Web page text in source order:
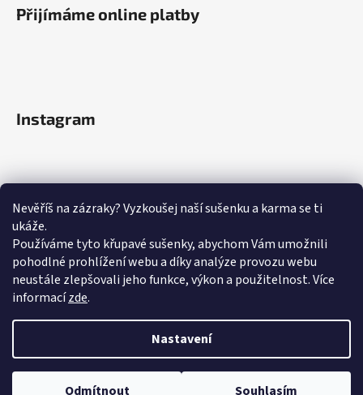
Nevěříš na zázraky? Vyzkoušej naší sušenku a karma se ti
ukáže.
Používáme tyto křupavé sušenky, abychom Vám umožnili
pohodlné prohlížení webu a díky analýze provozu webu
neustále zlepšovali jeho funkce, výkon a použitelnost.Více
informacízde.
Nastavení
Odmítnout Souhlasím
Přijímáme online platby
Instagram
Sledovat na Instagramu